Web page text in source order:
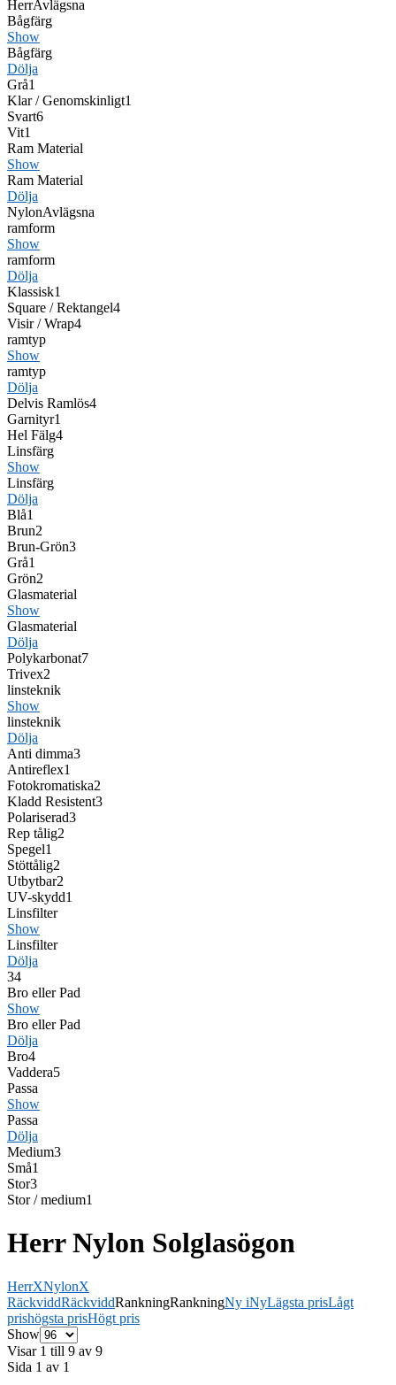
HerrAvlägsna
Bågfärg
Show
Bågfärg
Dölja
Grå1
Klar / Genomskinligt1
Svart6
Vit1
Ram Material
Show
Ram Material
Dölja
NylonAvlägsna
ramform
Show
ramform
Dölja
Klassisk1
Square / Rektangel4
Visir / Wrap4
ramtyp
Show
ramtyp
Dölja
Delvis Ramlös4
Garnityr1
Hel Fälg4
Linsfärg
Show
Linsfärg
Dölja
Blå1
Brun2
Brun-Grön3
Grå1
Grön2
Glasmaterial
Show
Glasmaterial
Dölja
Polykarbonat7
Trivex2
linsteknik
Show
linsteknik
Dölja
Anti dimma3
Antireflex1
Fotokromatiska2
Kladd Resistent3
Polariserad3
Rep tålig2
Spegel1
Stöttålig2
Utbytbar2
UV-skydd1
Linsfilter
Show
Linsfilter
Dölja
34
Bro eller Pad
Show
Bro eller Pad
Dölja
Bro4
Vaddera5
Passa
Show
Passa
Dölja
Medium3
Små1
Stor3
Stor / medium1
Herr Nylon Solglasögon
HerrXNylonX
RäckviddRäckviddRankningRankningNy iNyLägsta prisLågt
prishögsta prisHögt pris
Show
Visar 1 till 9 av 9
Sida 1 av 1